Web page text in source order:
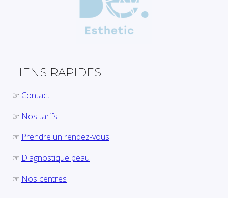
LIENS RAPIDES
☞ Contact
☞ Nos tarifs
☞ Prendre un rendez-vous
☞ Diagnostique peau
☞ Nos centres